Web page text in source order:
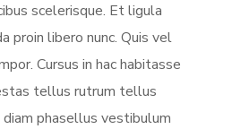
scelerisque. Et ligula
proin libero nunc. Quis vel
Cursus in hac habitasse
tellus rutrum tellus
phasellus vestibulum